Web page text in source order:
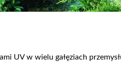
UV w wielu gałęziach